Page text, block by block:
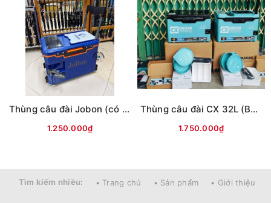
Thùng câu đài Jobon (có tựa lưng, đủ phụ kiện)
1.250.000₫
Thùng câu đài CX 32L (Bản L9) -có tựa lưng
1.750.000₫
Tìm kiếm nhiều: • Trang chủ • Sản phẩm • Giới thiệu